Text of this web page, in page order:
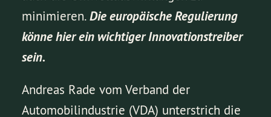
minimieren.Die europäische Regulierung
könne hier ein wichtiger Innovationstreiber
sein.
Andreas Rade vom Verband der
Automobilindustrie (VDA) unterstrich die